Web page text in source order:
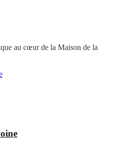
au cœur de la Maison de la